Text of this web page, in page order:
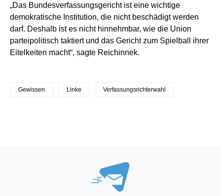
„Das Bundesverfassungsgericht ist eine wichtige
demokratische Institution, die nicht beschädigt werden
darf. Deshalb ist es nicht hinnehmbar, wie die Union
parteipolitisch taktiert und das Gericht zum Spielball ihrer
Eitelkeiten macht“, sagte Reichinnek.
Gewissen Linke Verfassungsrichterwahl